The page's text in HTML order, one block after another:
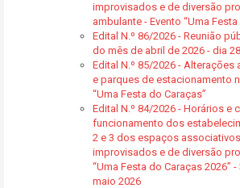
improvisados e de diversão
ambulante - Evento “Uma
Edital N.º 86/2026 - Reunião
do mês de abril de 2026 - dia 28
Edital N.º 85/2026 - Alterações
e parques de estacionamento
“Uma Festa do Caraças”
Edital N.º 84/2026 - Horários e
funcionamento dos
2 e 3 dos espaços
improvisados e de diversão
“Uma Festa do Caraças 2026”
maio 2026